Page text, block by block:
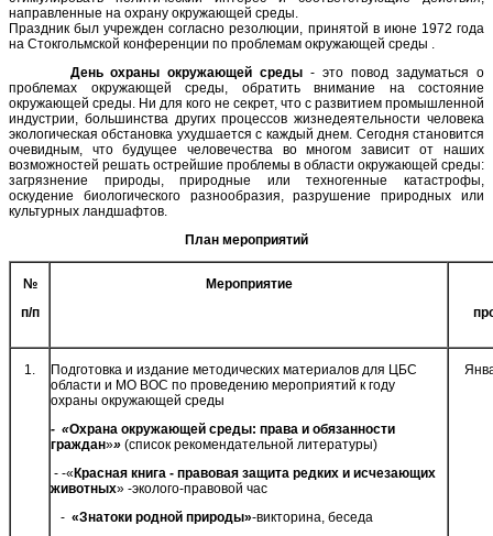
направленные на охрану окружающей среды.
Праздник был учрежден согласно резолюции, принятой в июне 1972 года
на Стокгольмской конференции по проблемам окружающей среды .
День охраны окружающей среды - это повод задуматься о
проблемах окружающей среды, обратить внимание на состояние
окружающей среды. Ни для кого не секрет, что с развитием промышленной
индустрии, большинства других процессов жизнедеятельности человека
экологическая обстановка ухудшается с каждый днем. Сегодня становится
очевидным, что будущее человечества во многом зависит от наших
возможностей решать острейшие проблемы в области окружающей среды:
загрязнение природы, природные или техногенные катастрофы,
оскудение биологического разнообразия, разрушение природных или
культурных ландшафтов.
План мероприятий
№
п/п
Мероприятие
1.
Подготовка и издание методических материалов для ЦБС
области и МО ВОС по проведению мероприятий к году
охраны окружающей среды
- «Охрана окружающей среды: права и обязанности
граждан»» (список рекомендательной литературы)
- -«Красная книга - правовая защита редких и исчезающих
животных» -эколого-правовой час
- «Знатоки родной природы»-викторина, беседа